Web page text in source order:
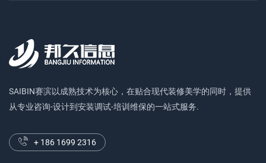
SAIBIN赛滨以成熟技术为核心，在贴合现代装修美学的同时，提供
从专业咨询-设计到安装调试-培训维保的一站式服务.
+ 186 1699 2316